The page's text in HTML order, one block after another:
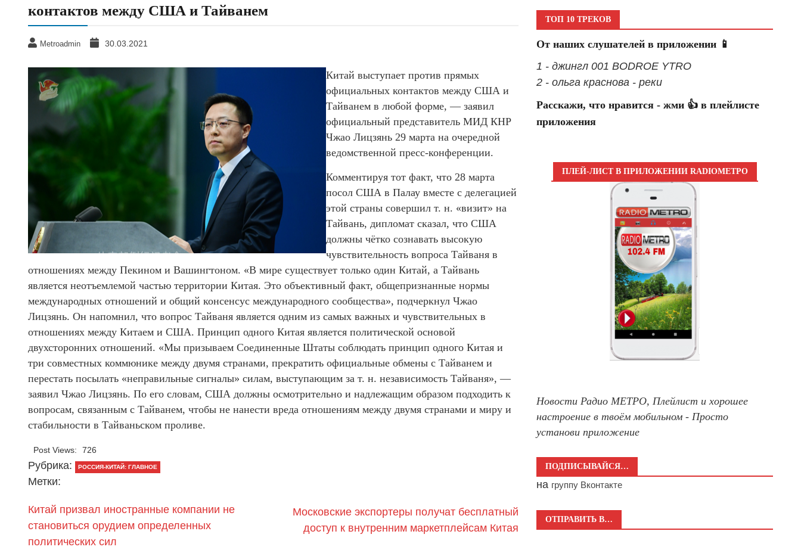
контактов между США и Тайванем
Metroadmin 30.03.2021
Китай выступает против прямых
официальных контактов между США и
Тайванем в любой форме, — заявил
официальный представитель МИД КНР
Чжао Лицзянь 29 марта на очередной
ведомственной пресс-конференции.
Комментируя тот факт, что 28 марта
посол США в Палау вместе с делегацией
этой страны совершил т. н. «визит» на
Тайвань, дипломат сказал, что США
должны чётко сознавать высокую
чувствительность вопроса Тайваня в
отношениях между Пекином и Вашингтоном. «В мире существует только один Китай, а Тайвань
является неотъемлемой частью территории Китая. Это объективный факт, общепризнанные нормы
международных отношений и общий консенсус международного сообщества», подчеркнул Чжао
Лицзянь. Он напомнил, что вопрос Тайваня является одним из самых важных и чувствительных в
отношениях между Китаем и США. Принцип одного Китая является политической основой
двухсторонних отношений. «Мы призываем Соединенные Штаты соблюдать принцип одного Китая и
три совместных коммюнике между двумя странами, прекратить официальные обмены с Тайванем и
перестать посылать «неправильные сигналы» силам, выступающим за т. н. независимость Тайваня», —
заявил Чжао Лицзянь. По его словам, США должны осмотрительно и надлежащим образом подходить к
вопросам, связанным с Тайванем, чтобы не нанести вреда отношениям между двумя странами и миру и
стабильности в Тайваньском проливе.
Post Views: 726
Рубрика: РОССИЯ-КИТАЙ: ГЛАВНОЕ
Метки:
Китай призвал иностранные компании не
становиться орудием определенных
политических сил
Московские экспортеры получат бесплатный
доступ к внутренним маркетплейсам Китая
ТОП 10 ТРЕКОВ
От наших слушателей в приложении 📱
1 - джингл 001 BODROE YTRO
2 - ольга краснова - реки
Расскажи, что нравится - жми 👍 в плейлисте
приложения
ПЛЕЙ-ЛИСТ В ПРИЛОЖЕНИИ RADIOМЕТРО
Новости Радио МЕТРО, Плейлист и хорошее
настроение в твоём мобильном - Просто
установи приложение
ПОДПИСЫВАЙСЯ…
на группу Вконтакте
ОТПРАВИТЬ В…